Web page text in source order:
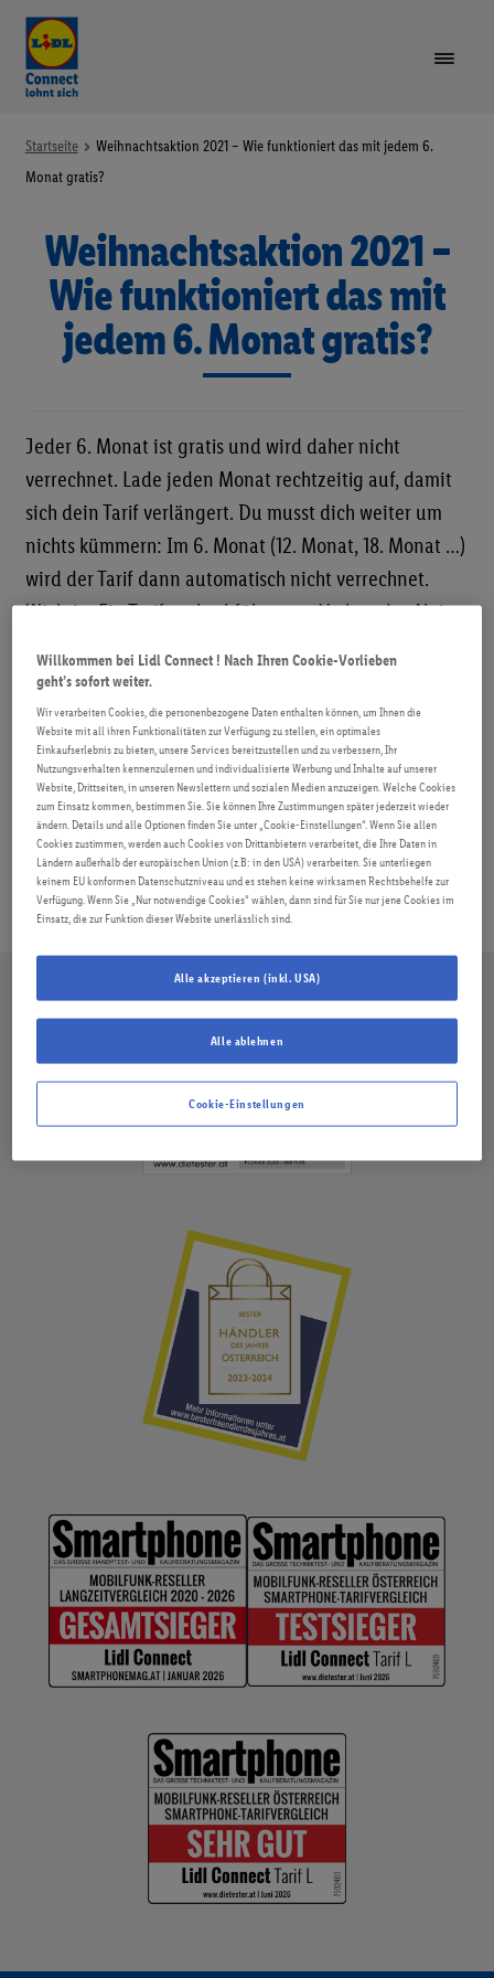
VORTEILE
LIDL PLUS
GUTHABEN AUFLADEN
RUFNUMMER MITNEHMEN
ROAMING
FAQ
Startseite
Weihnachtsaktion 2021 – Wie funktioniert das mit jedem 6.
Monat gratis?
Weihnachtsaktion 2021 –
Wie funktioniert das mit
jedem 6. Monat gratis?
Jeder 6. Monat ist gratis und wird daher nicht
verrechnet. Lade jeden Monat rechtzeitig auf, damit
sich dein Tarif verlängert. Du musst dich weiter um
nichts kümmern: Im 6. Monat (12. Monat, 18. Monat …)
wird der Tarif dann automatisch nicht verrechnet.
Wichtig: Ein Tarifwechsel führt zum Verlust der Aktion.
Beitragsnavigation
Vorheriger
Beitrag:
Wo finde ich die
Vertragszusammenfassung
(VZF)?
Nächster
Beitrag:
Tarifberater: Wieviel
Datenvolumen brauche ich
wofür?
Willkommen bei Lidl Connect ! Nach Ihren Cookie-Vorlieben
geht’s sofort weiter.
Wir verarbeiten Cookies, die personenbezogene Daten enthalten können, um Ihnen die
Website mit all ihren Funktionalitäten zur Verfügung zu stellen, ein optimales
Einkaufserlebnis zu bieten, unsere Services bereitzustellen und zu verbessern, Ihr
Nutzungsverhalten kennenzulernen und individualisierte Werbung und Inhalte auf unserer
Website, Drittseiten, in unseren Newslettern und sozialen Medien anzuzeigen. Welche Cookies
zum Einsatz kommen, bestimmen Sie. Sie können Ihre Zustimmungen später jederzeit wieder
ändern. Details und alle Optionen finden Sie unter „Cookie-Einstellungen“. Wenn Sie allen
Cookies zustimmen, werden auch Cookies von Drittanbietern verarbeitet, die Ihre Daten in
Ländern außerhalb der europäischen Union (z.B: in den USA) verarbeiten. Sie unterliegen
keinem EU konformen Datenschutzniveau und es stehen keine wirksamen Rechtsbehelfe zur
Verfügung. Wenn Sie „Nur notwendige Cookies“ wählen, dann sind für Sie nur jene Cookies im
Einsatz, die zur Funktion dieser Website unerlässlich sind.
Alle ablehnen
Alle akzeptieren (inkl. USA)
Cookie-Einstellungen